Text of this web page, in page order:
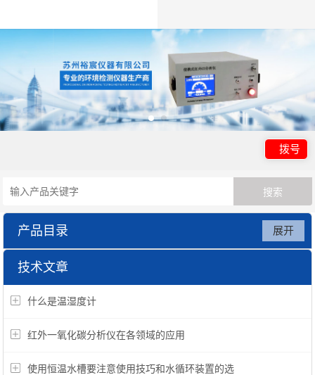
拨号
产品目录
吉大小天鹅仪器系列
展开
技术文章
什么是温湿度计
红外一氧化碳分析仪在各领域的应用
使用恒温水槽要注意使用技巧和水循环装置的选